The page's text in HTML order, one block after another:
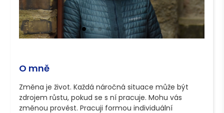
O mně
Změna je život. Každá náročná situace může být
zdrojem růstu, pokud se s ní pracuje. Mohu vás
změnou provést. Pracuji formou individuální